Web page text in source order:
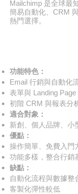
Mailchimp 是全球最
簡易自動化、CRM
熱門選擇。
功能特色：
Email 行銷與自動化
表單與 Landing Page
初階 CRM 與報表分
適合對象：
新創、個人品牌、小
優點：
操作簡單、免費入門
功能多樣，整合行銷
缺點：
自動化流程與數據整
客製化彈性較低